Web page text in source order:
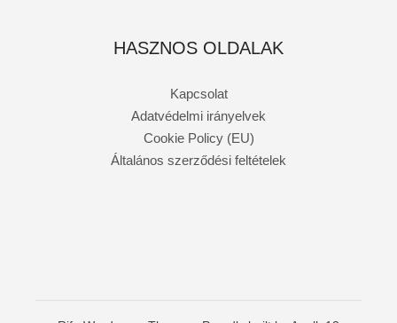
HASZNOS OLDALAK
Kapcsolat
Adatvédelmi irányelvek
Cookie Policy (EU)
Általános szerződési feltételek